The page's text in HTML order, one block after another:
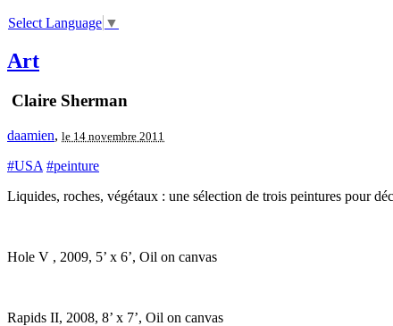
Select Language ▼
Art
Claire Sherman
daamien, le 14 novembre 2011
#USA #peinture
Liquides, roches, végétaux : une sélection de trois peintures pour
Hole V , 2009, 5’ x 6’, Oil on canvas
Rapids II, 2008, 8’ x 7’, Oil on canvas